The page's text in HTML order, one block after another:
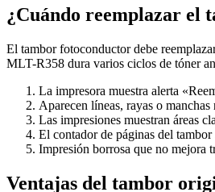
¿Cuándo reemplazar el
El tambor fotoconductor debe
MLT-R358 dura varios ciclos de tóner
La impresora muestra alerta
Aparecen líneas, rayas o manchas
Las impresiones muestran áreas
El contador de páginas del
Impresión borrosa que no mejora
Ventajas del tambor